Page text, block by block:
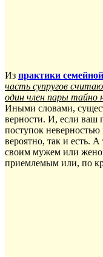
Из практики
часть супругов
один член пары тайно
Иными словами,
верности. И, если ваш
поступок
вероятно, так и есть.
своим мужем или
приемлемым или, по